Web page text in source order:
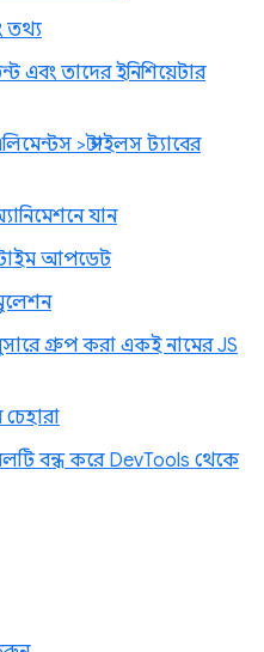
তথ্য
এবং তাদের ইনিশিয়েটার
> স্টাইলস ট্যাবের
যান
টাইম আপডেট
গ্রুপ করা একই নামের JS
বন্ধ করে DevTools থেকে